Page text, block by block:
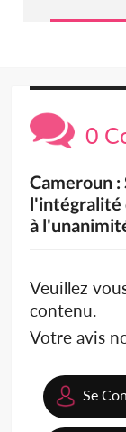
0
Cameroun :
l'intégralité
à
Veuillez
contenu.
Votre avis
Se